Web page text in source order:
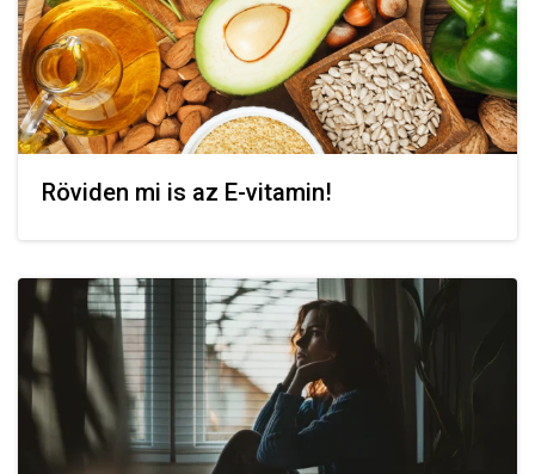
Röviden mi is az E-vitamin!